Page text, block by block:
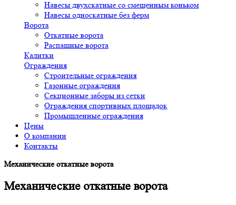
Навесы двухскатные со смещенным коньком
Навесы односкатные без ферм
Ворота
Откатные ворота
Распашные ворота
Калитки
Ограждения
Строительные ограждения
Газонные ограждения
Секционные заборы из сетки
Ограждения спортивных площадок
Промышленные ограждения
Цены
О компании
Контакты
Механические откатные ворота
Механические откатные ворота